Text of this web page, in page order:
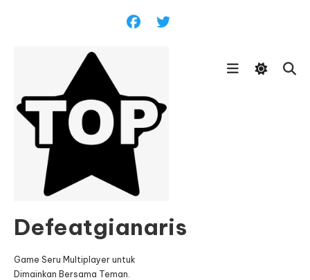
Defeatgianaris
Game Seru Multiplayer untuk
Dimainkan Bersama Teman.